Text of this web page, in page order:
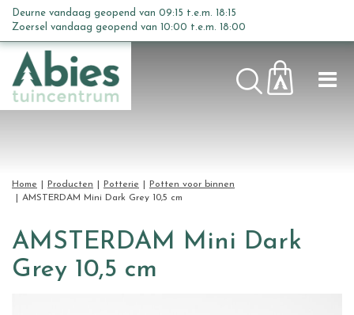
n
Home Producten Potterie
Potten voor binnen
AMSTERDAM Mini Dark Grey 10,5 cm
Deurne vandaag geopend van 09:15 t.e.m. 18:15
Zoersel vandaag geopend van 10:00 t.e.m. 18:00
AMSTERDAM Mini Dark
Grey 10,5 cm